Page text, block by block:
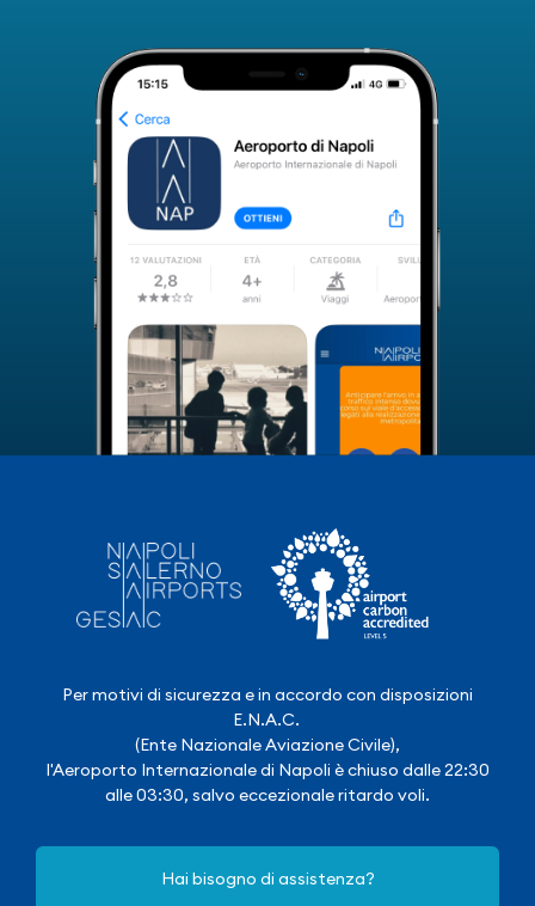
Per motivi di sicurezza e in accordo con disposizioni
E.N.A.C.
(Ente Nazionale Aviazione Civile),
l'Aeroporto Internazionale di Napoli è chiuso dalle 22:30
alle 03:30, salvo eccezionale ritardo voli.
Hai bisogno di assistenza?